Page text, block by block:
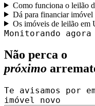
Como funciona o leilão
Dá para financiar
Os imóveis de leilão em
Monitorando
Não perca o
próximo
Te avisamos por
imóvel novo